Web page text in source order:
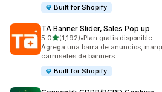
Built for Shopify
TA Banner Slider, Sales Pop up
5.0de 5 estrellas
(1,192)
1192 reseñas en total
•Plan gratis disponible
Agrega una barra de anuncios,
carruseles de banners
Built for Shopify